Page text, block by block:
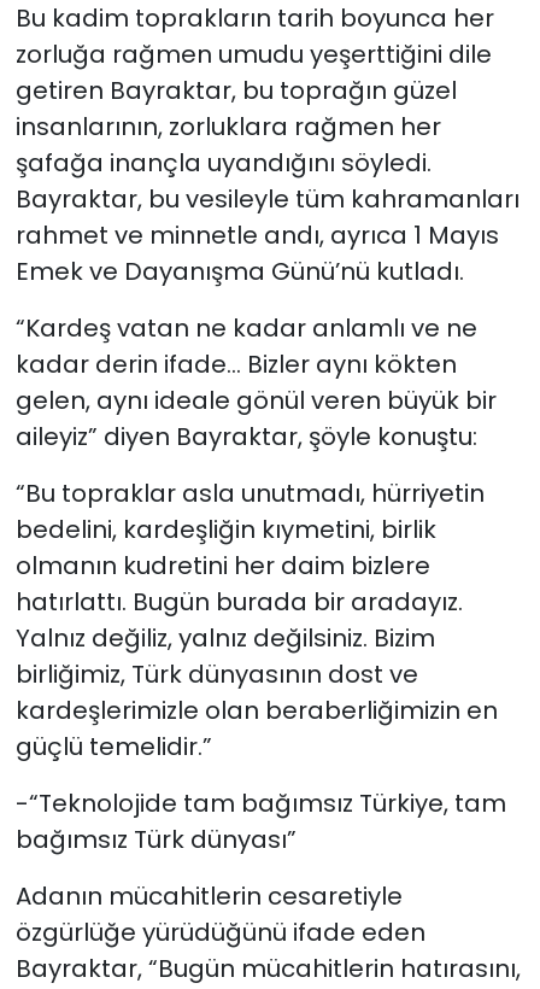
Bu kadim toprakların tarih boyunca her
zorluğa rağmen umudu yeşerttiğini dile
getiren Bayraktar, bu toprağın güzel
insanlarının, zorluklara rağmen her
şafağa inançla uyandığını söyledi.
Bayraktar, bu vesileyle tüm kahramanları
rahmet ve minnetle andı, ayrıca 1 Mayıs
Emek ve Dayanışma Günü’nü kutladı.
“Kardeş vatan ne kadar anlamlı ve ne
kadar derin ifade… Bizler aynı kökten
gelen, aynı ideale gönül veren büyük bir
aileyiz” diyen Bayraktar, şöyle konuştu:
“Bu topraklar asla unutmadı, hürriyetin
bedelini, kardeşliğin kıymetini, birlik
olmanın kudretini her daim bizlere
hatırlattı. Bugün burada bir aradayız.
Yalnız değiliz, yalnız değilsiniz. Bizim
birliğimiz, Türk dünyasının dost ve
kardeşlerimizle olan beraberliğimizin en
güçlü temelidir.”
-“Teknolojide tam bağımsız Türkiye, tam
bağımsız Türk dünyası”
Adanın mücahitlerin cesaretiyle
özgürlüğe yürüdüğünü ifade eden
Bayraktar, “Bugün mücahitlerin hatırasını,